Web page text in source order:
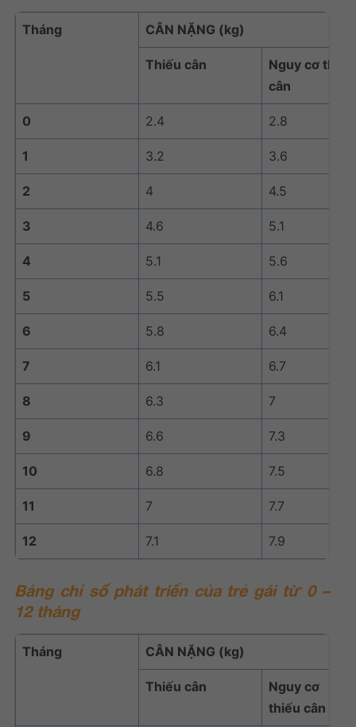
Tháng CÂN NẶNG (kg)
Thiếu cân
Nguy cơ thiếu
cân
0 2.4 2.8
1 3.2 3.6
2 4 4.5
3 4.6 5.1
4 5.1 5.6
5 5.5 6.1
6 5.8 6.4
7 6.1 6.7
8 6.3 7
9 6.6 7.3
10 6.8 7.5
11 7 7.7
12 7.1 7.9
Bảng chỉ số phát triển của trẻgái từ 0 –
12 tháng
Tháng CÂN NẶNG (kg)
Thiếu cân
Nguy cơ
thiếu cân